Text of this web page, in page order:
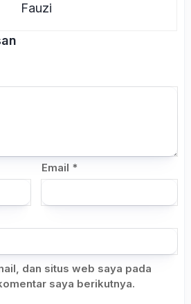
Fauzi
Email *
dan situs web saya pada
saya berikutnya.